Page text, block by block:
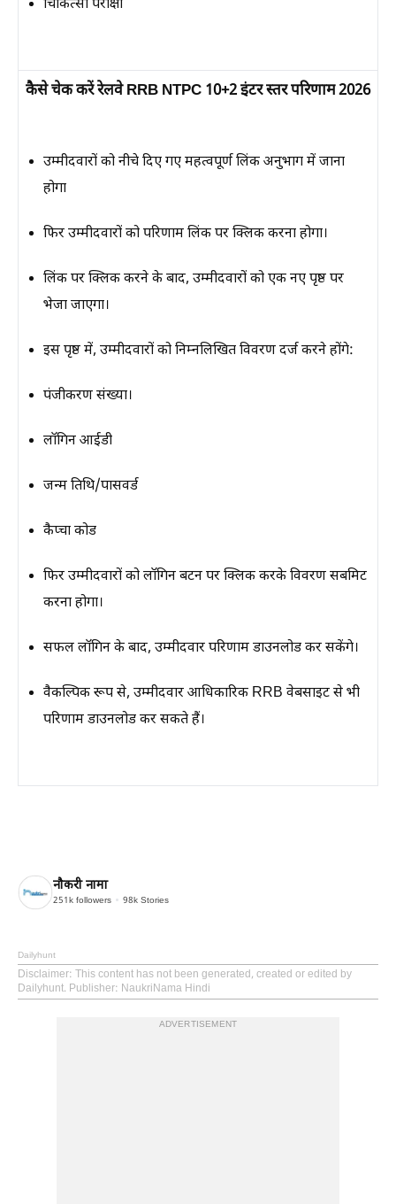
चिकित्सा परीक्षा
कैसे चेक करें रेलवे RRB NTPC 10+2 इंटर स्तर परिणाम 2026
उम्मीदवारों को नीचे दिए गएमहत्वपूर्ण लिंकअनुभाग में जाना
होगा
फिर उम्मीदवारों को परिणाम लिंक पर क्लिक करना होगा।
लिंक पर क्लिक करने के बाद, उम्मीदवारों को एक नए पृष्ठ पर
भेजा जाएगा।
इस पृष्ठ में, उम्मीदवारों को निम्नलिखित विवरण दर्ज करने होंगे:
पंजीकरण संख्या।
लॉगिन आईडी
जन्म तिथि/पासवर्ड
कैप्चा कोड
फिर उम्मीदवारों को लॉगिन बटन पर क्लिक करके विवरण सबमिट
करना होगा।
सफल लॉगिन के बाद, उम्मीदवार परिणाम डाउनलोड कर सकेंगे।
वैकल्पिक रूप से, उम्मीदवार आधिकारिक RRB वेबसाइट से भी
परिणाम डाउनलोड कर सकते हैं।
नौकरी नामा
251k followers 98k Stories
Dailyhunt
Disclaimer: This content has not been generated, created or edited by
Dailyhunt. Publisher: NaukriNama Hindi
ADVERTISEMENT